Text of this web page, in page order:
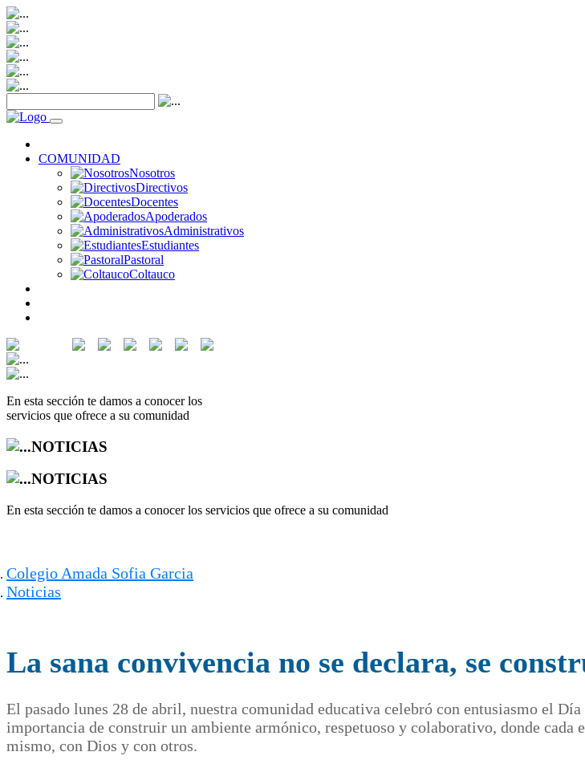
COMUNIDAD
Nosotros
Directivos
Docentes
Apoderados
Administrativos
Estudiantes
Pastoral
Coltauco
En esta sección te damos a conocer los
servicios que ofrece a su comunidad
NOTICIAS
NOTICIAS
En esta sección te damos a conocer los servicios que ofrece a su comunidad
Colegio Amada Sofia Garcia
Noticias
La sana convivencia no se declara, se
El pasado lunes 28 de abril, nuestra comunidad educativa celebró con entusiasmo el
importancia de construir un ambiente armónico, respetuoso y colaborativo, donde
mismo, con Dios y con otros.